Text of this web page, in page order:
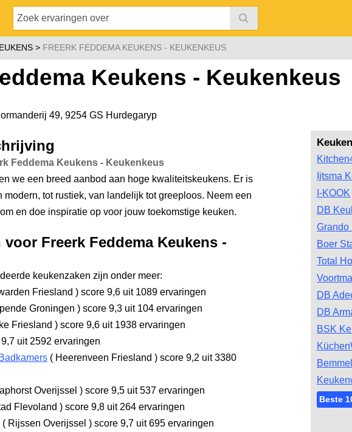
FREERK FEDDEMA KEUKENS - KEUKENKEUS
Keukens - Keukenkeus
49, 9254 GS Hurdegaryp
Ijtsma
I-KOOK
DB
Grando
Boer
Total
DB
DB
BSK
Beste
Feddema Keukens - Keukenkeus
we een breed aanbod aan hoge kwaliteitskeukens. Er is
modern, tot rustiek, van landelijk tot greeploos. Neem een
en doe inspiratie op voor jouw toekomstige keuken.
Freerk Feddema Keukens -
keukenzaken zijn onder meer:
Friesland ) score 9,6 uit 1089 ervaringen
Groningen ) score 9,3 uit 104 ervaringen
Friesland ) score 9,6 uit 1938 ervaringen
uit 2592 ervaringen
( Heerenveen Friesland ) score 9,2 uit 3380
Overijssel ) score 9,5 uit 537 ervaringen
Flevoland ) score 9,8 uit 264 ervaringen
( Rijssen Overijssel ) score 9,7 uit 695 ervaringen